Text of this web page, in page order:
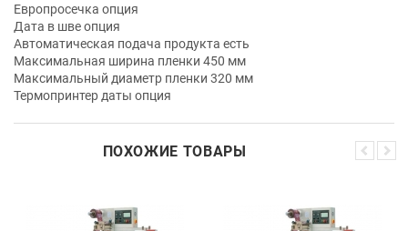
Европросечка опция
Дата в шве опция
Автоматическая подача продукта есть
Максимальная ширина пленки 450 мм
Максимальный диаметр пленки 320 мм
Термопринтер даты опция
ПОХОЖИЕ ТОВАРЫ